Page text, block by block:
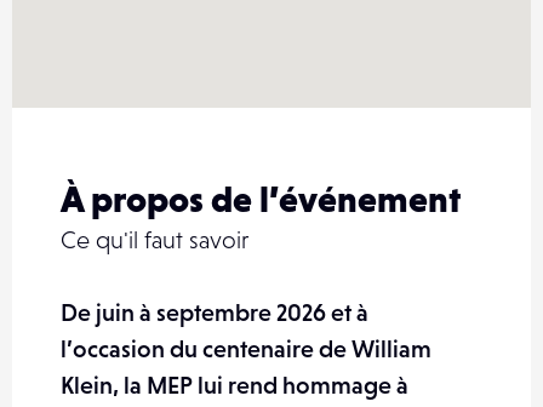
À propos de l’événement
Ce qu'il faut savoir
De juin à septembre 2026 et à
l’occasion du centenaire de William
Klein, la MEP lui rend hommage à